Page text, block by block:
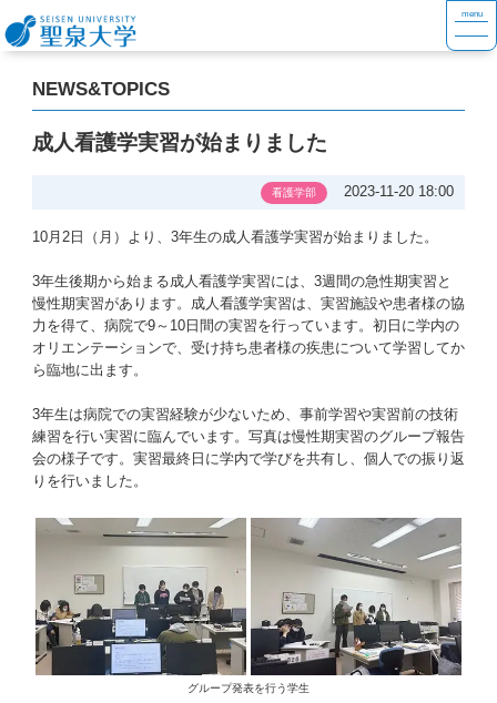
NEWS&TOPICS
成人看護学実習が始まりました
看護学部 2023-11-20 18:00
10月2日（月）より、3年生の成人看護学実習が始まりました。
3年生後期から始まる成人看護学実習には、3週間の急性期実習と
慢性期実習があります。成人看護学実習は、実習施設や患者様の協
力を得て、病院で9～10日間の実習を行っています。初日に学内の
オリエンテーションで、受け持ち患者様の疾患について学習してか
ら臨地に出ます。
3年生は病院での実習経験が少ないため、事前学習や実習前の技術
練習を行い実習に臨んでいます。写真は慢性期実習のグループ報告
会の様子です。実習最終日に学内で学びを共有し、個人での振り返
りを行いました。
グループ発表を行う学生